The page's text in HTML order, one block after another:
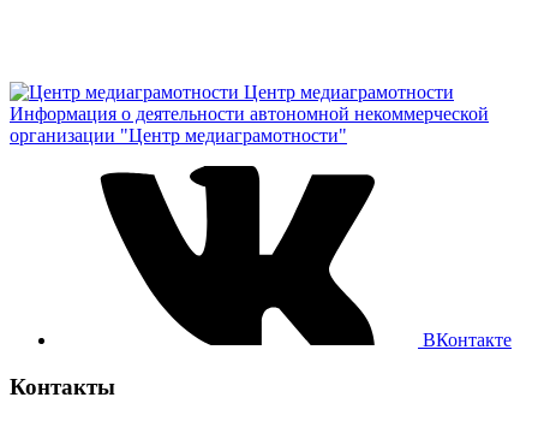
Центр медиаграмотности
Информация о деятельности автономной некоммерческой
организации "Центр медиаграмотности"
ВКонтакте
Контакты